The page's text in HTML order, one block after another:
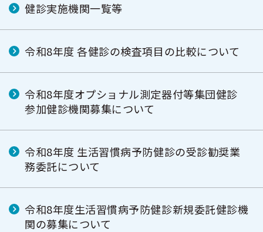
健診実施機関一覧等
令和8年度 各健診の検査項目の比較について
令和8年度オプショナル測定器付等集団健診
参加健診機関募集について
令和8年度 生活習慣病予防健診の受診勧奨業
務委託について
令和8年度生活習慣病予防健診新規委託健診機
関の募集について